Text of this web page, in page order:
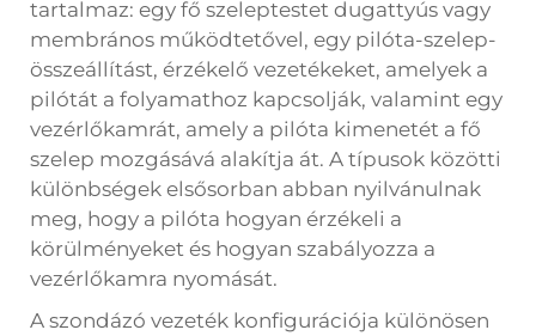
tartalmaz: egy fő szeleptestet dugattyús vagy
membrános működtetővel, egy pilóta-szelep-
összeállítást, érzékelő vezetékeket, amelyek a
pilótát a folyamathoz kapcsolják, valamint egy
vezérlőkamrát, amely a pilóta kimenetét a fő
szelep mozgásává alakítja át. A típusok közötti
különbségek elsősorban abban nyilvánulnak
meg, hogy a pilóta hogyan érzékeli a
körülményeket és hogyan szabályozza a
vezérlőkamra nyomását.
A szondázó vezeték konfigurációja különösen